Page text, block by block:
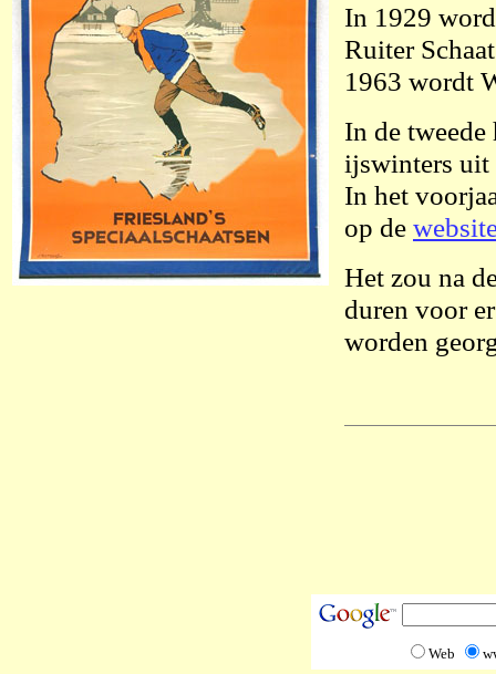
In 1929
Ruiter
1963 wordt
In de
ijswinters uit
In het
op de
Het zou na
duren voor
worden
Web